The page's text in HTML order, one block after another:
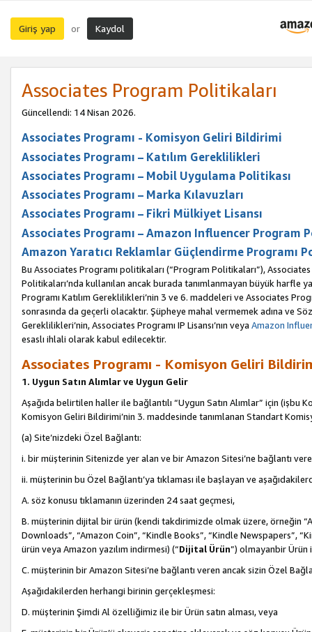
Giriş yap or Kaydol
Associates Program Politikaları
Güncellendi: 14 Nisan 2026.
Associates Programı - Komisyon Geliri Bildirimi
Associates Programı – Katılım Gereklilikleri
Associates Programı – Mobil Uygulama Politikası
Associates Programı – Marka Kılavuzları
Associates Programı – Fikri Mülkiyet Lisansı
Associates Programı – Amazon Influencer Program
Amazon Yaratıcı Reklamlar Güçlendirme Programı
Bu Associates Programı politikaları (“Program Politikaları”),
Politikaları’nda kullanılan ancak burada tanımlanmayan büyük harfle
Programı Katılım Gereklilikleri’nin 3 ve 6. maddeleri ve Associates
sonrasında da geçerli olacaktır. Şüpheye mahal vermemek adına ve
Gereklilikleri’nin, Associates Programı IP Lisansı’nın veya Amazon
esaslı ihlali olarak kabul edilecektir.
Associates Programı - Komisyon Geliri
1. Uygun Satın Alımlar ve Uygun Gelir
Aşağıda belirtilen haller ile bağlantılı “Uygun Satın Alımlar” için
Komisyon Geliri Bildirimi’nin 3. maddesinde tanımlanan Standart
(a) Site’nizdeki Özel Bağlantı:
i. bir müşterinin Sitenizde yer alan ve bir Amazon Sitesi’ne bağlantı
ii. müşterinin bu Özel Bağlantı’ya tıklaması ile başlayan ve
A. söz konusu tıklamanın üzerinden 24 saat geçmesi,
B. müşterinin dijital bir ürün (kendi takdirimizde olmak üzere, örneğin
Downloads”, “Amazon Coin”, “Kindle Books”, “Kindle Newspapers”,
ürün veya Amazon yazılım indirmesi) (“Dijital Ürün”) olmayanbir Ürün
C. müşterinin bir Amazon Sitesi’ne bağlantı veren ancak sizin Özel
Aşağıdakilerden herhangi birinin gerçekleşmesi:
D. müşterinin Şimdi Al özelliğimiz ile bir Ürün satın alması, veya